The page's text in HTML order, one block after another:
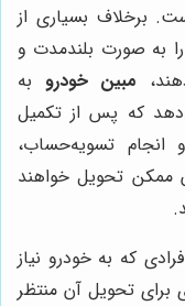
برخلاف بسیاری از
به صورت بلندمدت و
مبین خودرو به
که پس از تکمیل
و انجام تسویه‌حساب،
ممکن تحویل خواهند
که به خودرو نیاز
برای تحویل آن منتظر